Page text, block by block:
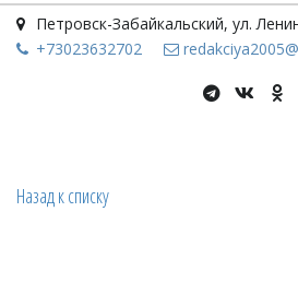
Петровск-Забайкальский, ул.
+73023632702
Назад к списку